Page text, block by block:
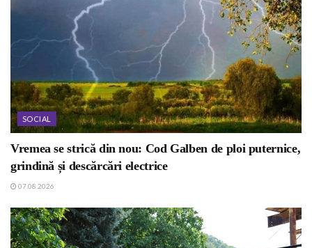
SOCIAL
Vremea se strică din nou: Cod Galben de ploi puternice,
grindină și descărcări electrice
07.08.2026